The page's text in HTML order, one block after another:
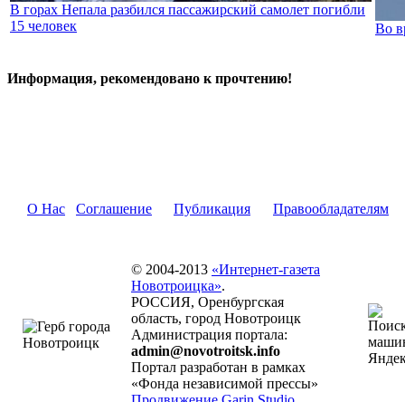
В горах Непала разбился пассажирский самолет погибли
15 человек
Во
Информация, рекомендовано к прочтению!
О Нас Соглашение Публикация Правообладателям
© 2004-2013 «Интернет-газета
Новотроицка».
РОССИЯ, Оренбургская
область, город Новотроицк
Администрация портала:
admin@novotroitsk.info
Портал разработан в рамках
«Фонда независимой прессы»